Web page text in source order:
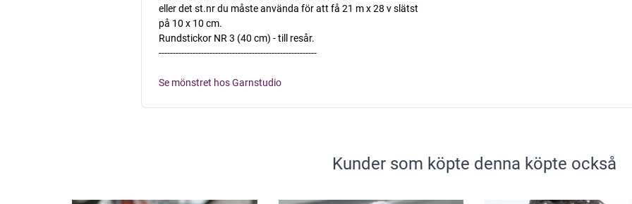
eller det st.nr du måste använda för att få 21 m x 28 v slätst
på 10 x 10 cm.
Rundstickor NR 3 (40 cm) - till resår.
--------------------------------------------------------
Se mönstret hos Garnstudio
Kunder som köpte denna köpte också